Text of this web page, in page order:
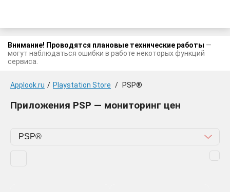
Внимание! Проводятся плановые технические работы —
могут наблюдаться ошибки в работе некоторых функций
сервиса.
Applook.ru / Playstation Store / PSP®
Приложения PSP — мониторинг цен